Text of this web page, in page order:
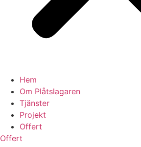
Hem
Om Plåtslagaren
Tjänster
Projekt
Offert
Offert